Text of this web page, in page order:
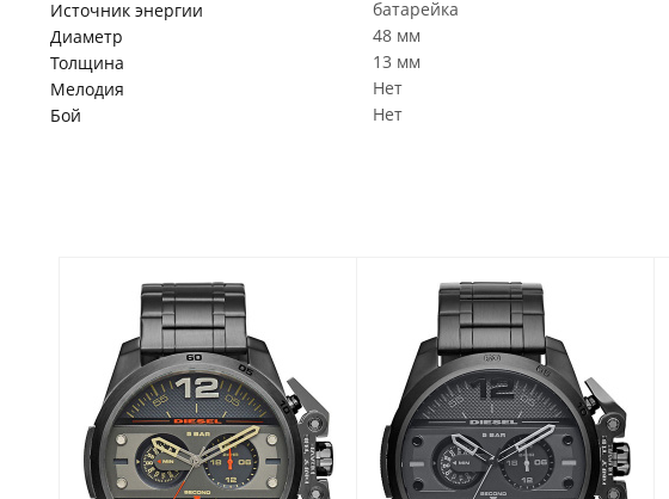
Источник энергии
батарейка
Диаметр
48 мм
Толщина
13 мм
Мелодия
Нет
Бой
Нет